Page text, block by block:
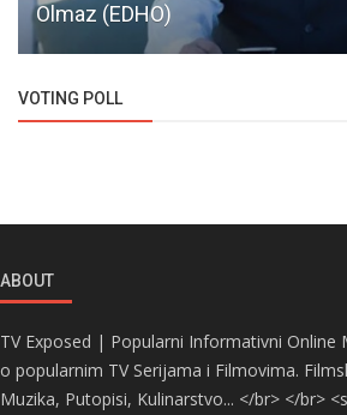
Olmaz (EDHO)
VOTING POLL
ABOUT
TV Exposed | Popularni Informativni Online
o popularnim TV Serijama i Filmovima.
Muzika, Putopisi, Kulinarstvo... </br> </br>